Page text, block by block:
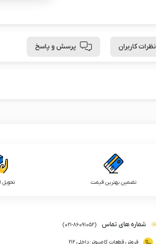
نظرات کاربران پرسش و پاسخ
تضمین بهترین قیمت
شماره های تماس (
021-86091052
)
فروش قطعات کامپیوتر :داخلی ۲۱۲